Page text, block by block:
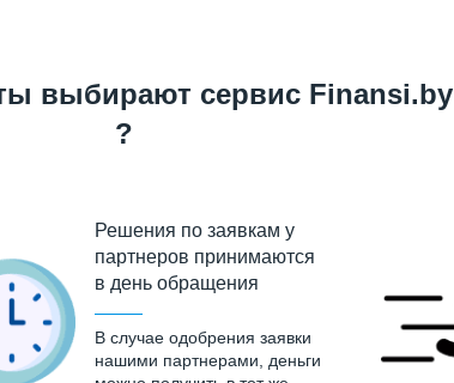
выбирают сервис Finansi.by
?
Решения по заявкам у
партнеров принимаются
в день обращения
В случае одобрения заявки
нашими партнерами, деньги